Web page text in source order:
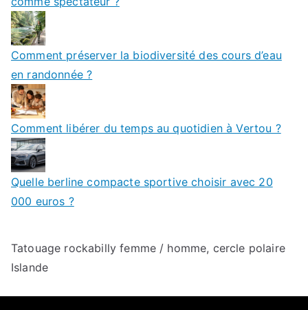
Comment préserver la biodiversité des cours d’eau
en randonnée ?
Comment libérer du temps au quotidien à Vertou ?
Quelle berline compacte sportive choisir avec 20
000 euros ?
Tatouage rockabilly femme / homme, cercle polaire
Islande